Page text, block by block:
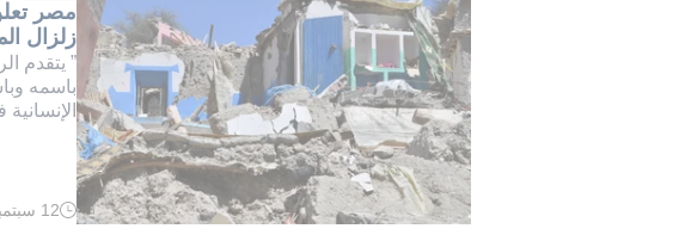
مصر
زلزال
” يتقدم
باسمه
وقت
12 سبتمبر 2023